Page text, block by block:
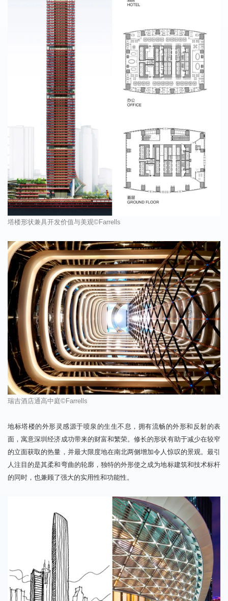
塔楼形状兼具开发价值与美观©Farrells
瑞吉酒店通高中庭©Farrells
地标塔楼的外形灵感源于喷泉的生生不息，拥有流畅的外形和反射的表
面，寓意深圳经济成功带来的财富和繁荣。修长的形状有助于减少在较窄
的立面获取的热量，并最大限度地在南北两侧增加令人惊叹的景观。最引
人注目的是其柔和弯曲的轮廓，独特的外形使之成为地标建筑和技术标杆
的同时，也兼顾了强大的实用性和功能性。